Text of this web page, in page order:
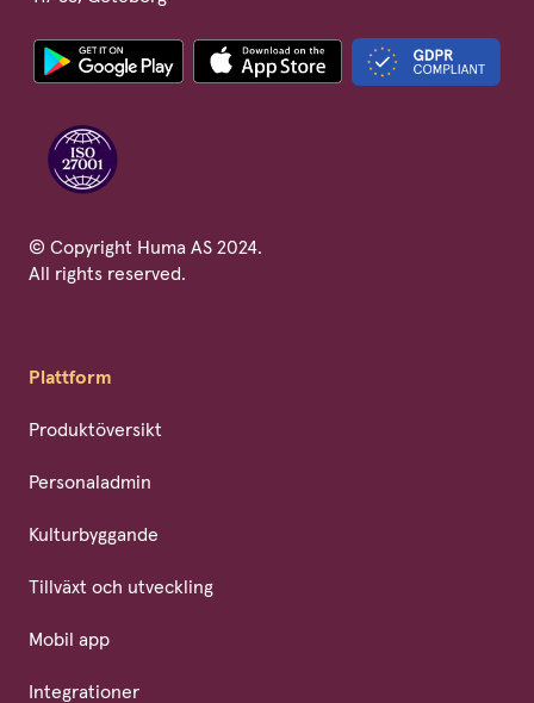
© Copyright Huma AS 2024.
All rights reserved.
Plattform
Produktöversikt
Personaladmin
Kulturbyggande
Tillväxt och utveckling
Mobil app
Integrationer